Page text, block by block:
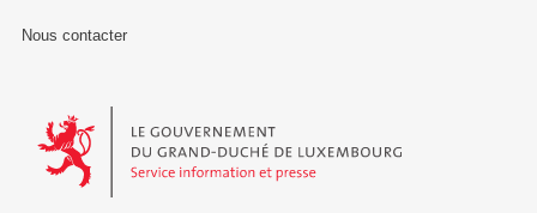
Nous contacter
Le Gouvernement du Grand-Duché de Luxembourg - Service